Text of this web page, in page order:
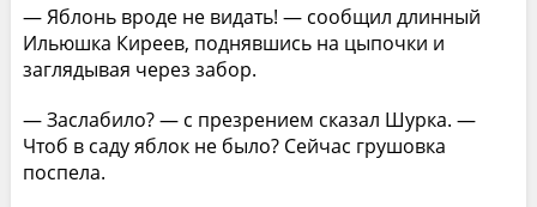
— Яблонь вроде не видать! — сообщил длинный
Ильюшка Киреев, поднявшись на цыпочки и
заглядывая через забор.
— Заслабило? — с презрением сказал Шурка. —
Чтоб в саду яблок не было? Сейчас грушовка
поспела.